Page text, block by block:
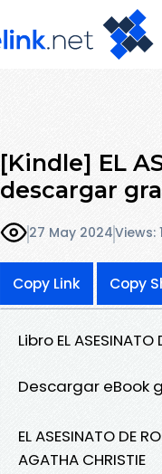
[Kindle] EL
descargar
27 May 2024Views:
Copy Link Copy
Libro EL
Descargar eBook
EL ASESINATO DE
AGATHA CHRISTIE